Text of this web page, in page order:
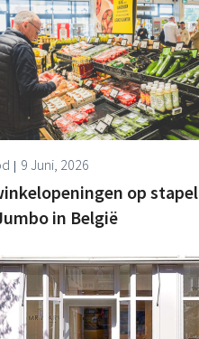
9 Juni, 2026
op stapel
in België